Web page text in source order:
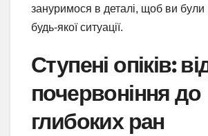
зануримося в деталі, щоб ви були
будь-якої ситуації.
Ступені опіків:
почервоніння до
глибоких ран